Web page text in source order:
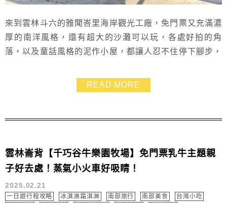
來到雲林斗六的雅聞峇里海岸觀光工廠，免門票又充滿濃
厚的南洋風格，還有超大的沙灘可以玩，各處好拍的角
落，以及童話風格的泥作小屋，都讓人忍不住停下腳步，
愛，可以帶小朋友玩沙哦，肚子餓了也不怕，餐廳提供咖
啡下午茶，以及各式的料理可以用餐，雲林一日遊推薦大
READ MORE
雲林崙背【千巧谷牛樂園牧場】免門票乳牛主題親
子好去處！蒸氣小火車好吸睛！
2025.02.21
一日遊行程攻略 冰淇淋霜淇淋 南部旅行 南部美食
台灣小吃